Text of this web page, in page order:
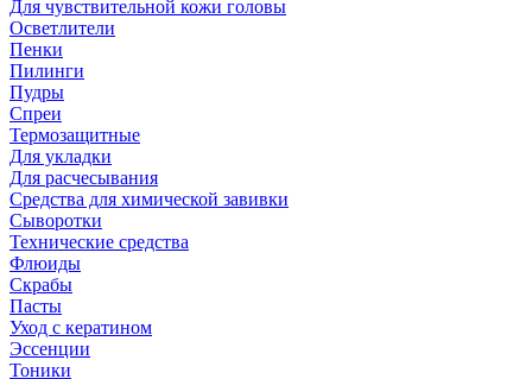
Для чувствительной кожи головы
Осветлители
Пенки
Пилинги
Пудры
Спреи
Термозащитные
Для укладки
Для расчесывания
Средства для химической завивки
Сыворотки
Технические средства
Флюиды
Скрабы
Пасты
Уход с кератином
Эссенции
Тоники